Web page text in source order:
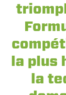
la plus
la